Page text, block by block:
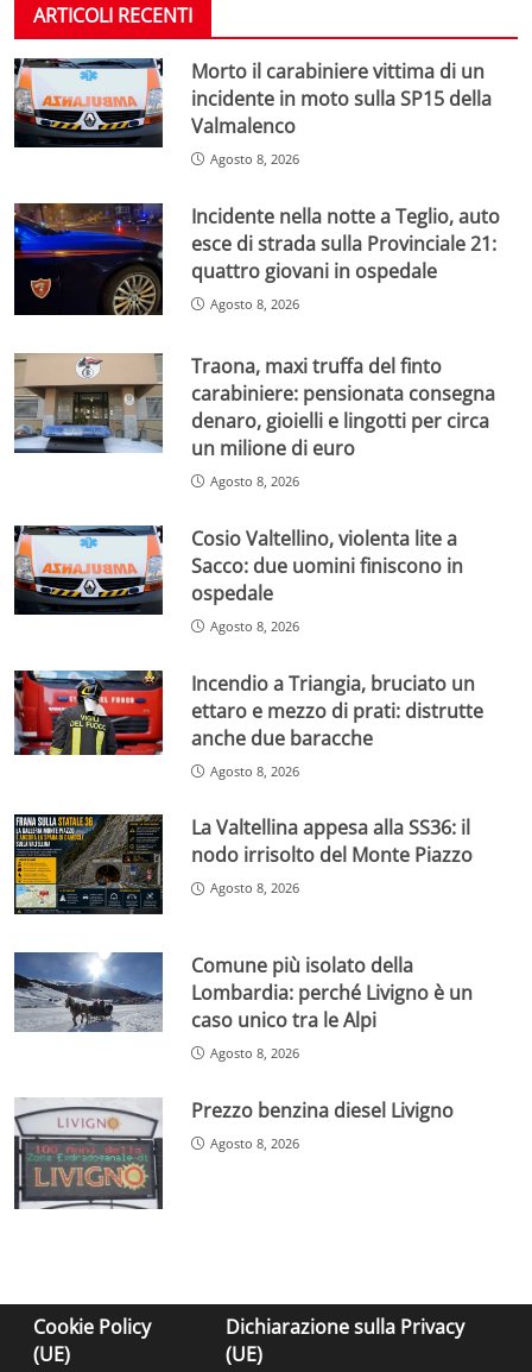
ARTICOLI RECENTI
Morto il carabiniere vittima di un
incidente in moto sulla SP15 della
Valmalenco
Agosto 8, 2026
Incidente nella notte a Teglio, auto
esce di strada sulla Provinciale 21:
quattro giovani in ospedale
Agosto 8, 2026
Traona, maxi truffa del finto
carabiniere: pensionata consegna
denaro, gioielli e lingotti per circa
un milione di euro
Agosto 8, 2026
Cosio Valtellino, violenta lite a
Sacco: due uomini finiscono in
ospedale
Agosto 8, 2026
Incendio a Triangia, bruciato un
ettaro e mezzo di prati: distrutte
anche due baracche
Agosto 8, 2026
La Valtellina appesa alla SS36: il
nodo irrisolto del Monte Piazzo
Agosto 8, 2026
Comune più isolato della
Lombardia: perché Livigno è un
caso unico tra le Alpi
Agosto 8, 2026
Prezzo benzina diesel Livigno
Agosto 8, 2026
Cookie Policy
(UE)
Dichiarazione sulla Privacy
(UE)